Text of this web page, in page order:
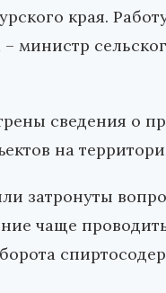
края.
– министр
сведения о
на
затронуты
чаще